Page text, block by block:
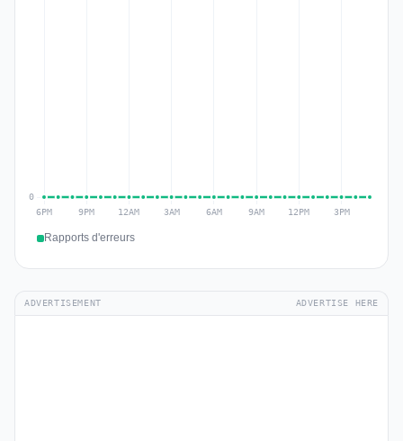
Rapports d'erreurs
ADVERTISEMENT ADVERTISE HERE